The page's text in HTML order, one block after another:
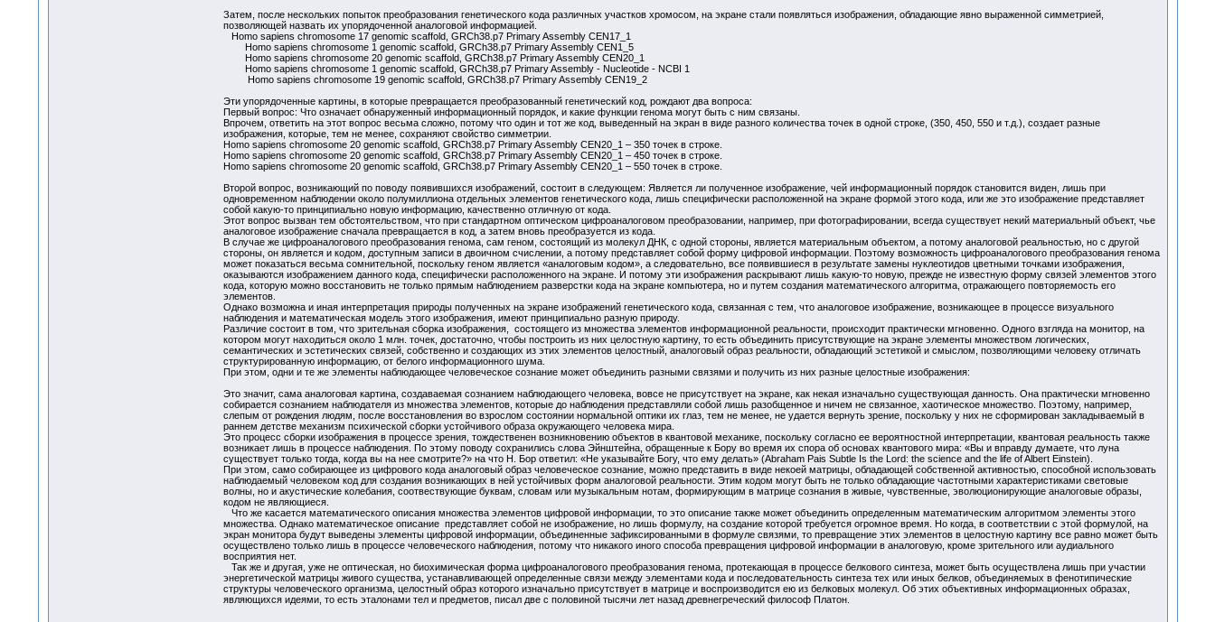
Затем, после нескольких попыток преобразования генетического кода различных участков хромосом, на экране стали появляться изображения, обладающие явно выраженной симметрией,
позволяющей назвать их упорядоченной аналоговой информацией.
Homo sapiens chromosome 17 genomic scaffold, GRCh38.p7 Primary Assembly CEN17_1
Homo sapiens chromosome 1 genomic scaffold, GRCh38.p7 Primary Assembly CEN1_5
Homo sapiens chromosome 20 genomic scaffold, GRCh38.p7 Primary Assembly CEN20_1
Homo sapiens chromosome 1 genomic scaffold, GRCh38.p7 Primary Assembly - Nucleotide - NCBI 1
Homo sapiens chromosome 19 genomic scaffold, GRCh38.p7 Primary Assembly CEN19_2
Эти упорядоченные картины, в которые превращается преобразованный генетический код, рождают два вопроса:
Первый вопрос: Что означает обнаруженный информационный порядок, и какие функции генома могут быть с ним связаны.
Впрочем, ответить на этот вопрос весьма сложно, потому что один и тот же код, выведенный на экран в виде разного количества точек в одной строке, (350, 450, 550 и т.д.), создает разные
изображения, которые, тем не менее, сохраняют свойство симметрии.
Homo sapiens chromosome 20 genomic scaffold, GRCh38.p7 Primary Assembly CEN20_1 – 350 точек в строке.
Homo sapiens chromosome 20 genomic scaffold, GRCh38.p7 Primary Assembly CEN20_1 – 450 точек в строке.
Homo sapiens chromosome 20 genomic scaffold, GRCh38.p7 Primary Assembly CEN20_1 – 550 точек в строке.
Второй вопрос, возникающий по поводу появившихся изображений, состоит в следующем: Является ли полученное изображение, чей информационный порядок становится виден, лишь при
одновременном наблюдении около полумиллиона отдельных элементов генетического кода, лишь специфически расположенной на экране формой этого кода, или же это изображение представляет
собой какую-то принципиально новую информацию, качественно отличную от кода.
Этот вопрос вызван тем обстоятельством, что при стандартном оптическом цифроаналоговом преобразовании, например, при фотографировании, всегда существует некий материальный объект, чье
аналоговое изображение сначала превращается в код, а затем вновь преобразуется из кода.
В случае же цифроаналогового преобразования генома, сам геном, состоящий из молекул ДНК, с одной стороны, является материальным объектом, а потому аналоговой реальностью, но с другой
стороны, он является и кодом, доступным записи в двоичном счислении, а потому представляет собой форму цифровой информации. Поэтому возможность цифроаналогового преобразования генома
может показаться весьма сомнительной, поскольку геном является «аналоговым кодом», а следовательно, все появившиеся в результате замены нуклеотидов цветными точками изображения,
оказываются изображением данного кода, специфически расположенного на экране. И потому эти изображения раскрывают лишь какую-то новую, прежде не известную форму связей элементов этого
кода, которую можно восстановить не только прямым наблюдением разверстки кода на экране компьютера, но и путем создания математического алгоритма, отражающего повторяемость его
элементов.
Однако возможна и иная интерпретация природы полученных на экране изображений генетического кода, связанная с тем, что аналоговое изображение, возникающее в процессе визуального
наблюдения и математическая модель этого изображения, имеют принципиально разную природу.
Различие состоит в том, что зрительная сборка изображения, состоящего из множества элементов информационной реальности, происходит практически мгновенно. Одного взгляда на монитор, на
котором могут находиться около 1 млн. точек, достаточно, чтобы построить из них целостную картину, то есть объединить присутствующие на экране элементы множеством логических,
семантических и эстетических связей, собственно и создающих из этих элементов целостный, аналоговый образ реальности, обладающий эстетикой и смыслом, позволяющими человеку отличать
структурированную информацию, от белого информационного шума.
При этом, одни и те же элементы наблюдающее человеческое сознание может объединить разными связями и получить из них разные целостные изображения:
Это значит, сама аналоговая картина, создаваемая сознанием наблюдающего человека, вовсе не присутствует на экране, как некая изначально существующая данность. Она практически мгновенно
собирается сознанием наблюдателя из множества элементов, которые до наблюдения представляли собой лишь разобщенное и ничем не связанное, хаотическое множество. Поэтому, например,
слепым от рождения людям, после восстановления во взрослом состоянии нормальной оптики их глаз, тем не менее, не удается вернуть зрение, поскольку у них не сформирован закладываемый в
раннем детстве механизм психической сборки устойчивого образа окружающего человека мира.
Это процесс сборки изображения в процессе зрения, тождественен возникновению объектов в квантовой механике, поскольку согласно ее вероятностной интерпретации, квантовая реальность также
возникает лишь в процессе наблюдения. По этому поводу сохранились слова Эйнштейна, обращенные к Бору во время их спора об основах квантового мира: «Вы и вправду думаете, что луна
существует только тогда, когда вы на нее смотрите?» на что Н. Бор ответил: «Не указывайте Богу, что ему делать» (Abraham Pais Subtle Is the Lord: the science and the life of Albert Einstein).
При этом, само собирающее из цифрового кода аналоговый образ человеческое сознание, можно представить в виде некоей матрицы, обладающей собственной активностью, способной использовать
наблюдаемый человеком код для создания возникающих в ней устойчивых форм аналоговой реальности. Этим кодом могут быть не только обладающие частотными характеристиками световые
волны, но и акустические колебания, соотвествующие буквам, словам или музыкальным нотам, формирующим в матрице сознания в живые, чувственные, эволюционирующие аналоговые образы,
кодом не являющиеся.
Что же касается математического описания множества элементов цифровой информации, то это описание также может объединить определенным математическим алгоритмом элементы этого
множества. Однако математическое описание представляет собой не изображение, но лишь формулу, на создание которой требуется огромное время. Но когда, в соответствии с этой формулой, на
экран монитора будут выведены элементы цифровой информации, объединенные зафиксированными в формуле связями, то превращение этих элементов в целостную картину все равно может быть
осуществлено только лишь в процессе человеческого наблюдения, потому что никакого иного способа превращения цифровой информации в аналоговую, кроме зрительного или аудиального
восприятия нет.
Так же и другая, уже не оптическая, но биохимическая форма цифроаналогового преобразования генома, протекающая в процессе белкового синтеза, может быть осуществлена лишь при участии
энергетической матрицы живого существа, устанавливающей определенные связи между элементами кода и последовательность синтеза тех или иных белков, объединяемых в фенотипические
структуры человеческого организма, целостный образ которого изначально присутствует в матрице и воспроизводится ею из белковых молекул. Об этих объективных информационных образах,
являющихся идеями, то есть эталонами тел и предметов, писал две с половиной тысячи лет назад древнегреческий философ Платон.